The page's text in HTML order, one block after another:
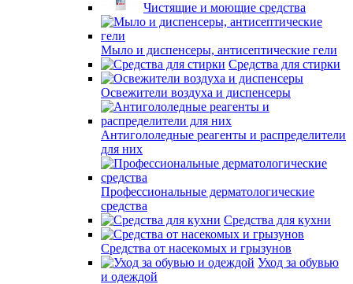
Чистящие и моющие средства
Мыло и диспенсеры, антисептические гели
Средства для стирки
Освежители воздуха и диспенсеры
Антигололедные реагенты и распределители
для них
Профессиональные дерматологические
средства
Средства для кухни
Средства от насекомых и грызунов
Уход за обувью
и одеждой